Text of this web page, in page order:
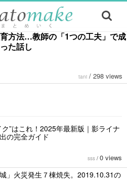
方法…教師の「1つの工夫」で成
た話し
tani / 298 views
”はこれ！2025年最新版｜影ライナ
の完全ガイド
sss / 0 views
」火災発生７棟焼失。2019.10.31の